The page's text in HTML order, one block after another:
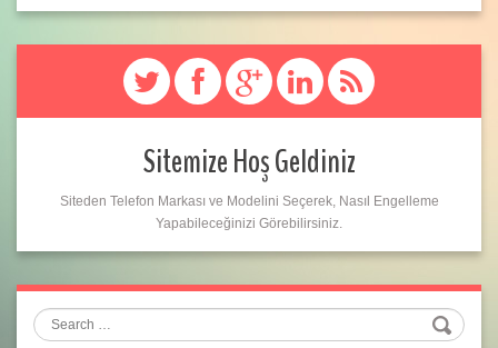
Sitemize Hoş Geldiniz
Siteden Telefon Markası ve Modelini Seçerek, Nasıl Engelleme
Yapabileceğinizi Görebilirsiniz.
Search